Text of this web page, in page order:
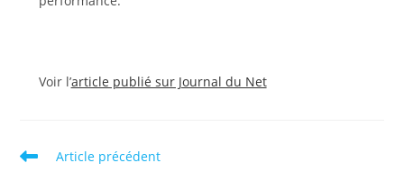
Voir l’article publié sur Journal du Net
Read
Article précédent